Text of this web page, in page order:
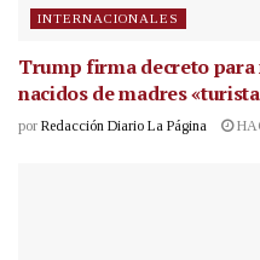
INTERNACIONALES
Trump firma decreto
nacidos de madres
por Redacción Diario La Página